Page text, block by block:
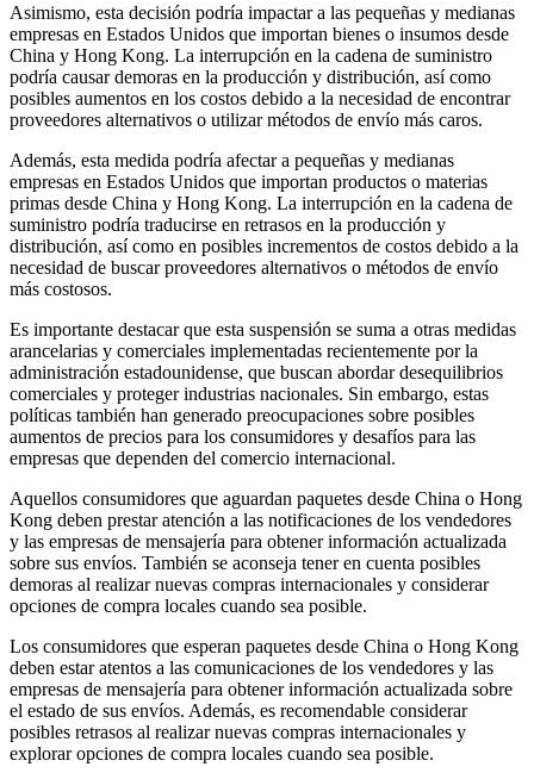
Asimismo, esta decisión podría impactar a las pequeñas y medianas
empresas en Estados Unidos que importan bienes o insumos desde
China y Hong Kong. La interrupción en la cadena de suministro
podría causar demoras en la producción y distribución, así como
posibles aumentos en los costos debido a la necesidad de encontrar
proveedores alternativos o utilizar métodos de envío más caros.
Además, esta medida podría afectar a pequeñas y medianas
empresas en Estados Unidos que importan productos o materias
primas desde China y Hong Kong. La interrupción en la cadena de
suministro podría traducirse en retrasos en la producción y
distribución, así como en posibles incrementos de costos debido a la
necesidad de buscar proveedores alternativos o métodos de envío
más costosos.
Es importante destacar que esta suspensión se suma a otras medidas
arancelarias y comerciales implementadas recientemente por la
administración estadounidense, que buscan abordar desequilibrios
comerciales y proteger industrias nacionales. Sin embargo, estas
políticas también han generado preocupaciones sobre posibles
aumentos de precios para los consumidores y desafíos para las
empresas que dependen del comercio internacional.
Aquellos consumidores que aguardan paquetes desde China o Hong
Kong deben prestar atención a las notificaciones de los vendedores
y las empresas de mensajería para obtener información actualizada
sobre sus envíos. También se aconseja tener en cuenta posibles
demoras al realizar nuevas compras internacionales y considerar
opciones de compra locales cuando sea posible.
Los consumidores que esperan paquetes desde China o Hong Kong
deben estar atentos a las comunicaciones de los vendedores y las
empresas de mensajería para obtener información actualizada sobre
el estado de sus envíos. Además, es recomendable considerar
posibles retrasos al realizar nuevas compras internacionales y
explorar opciones de compra locales cuando sea posible.